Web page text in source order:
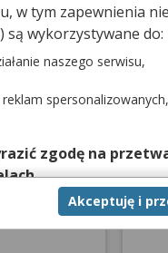
NFZ
terminarza
wizytami
w tym zapewnienia
wykorzystywane do:
naszego serwisu,
spersonalizowanych,
zgodę na
zgodę możesz w
tylko w niektórych
szczegółową, to
Akceptuję i